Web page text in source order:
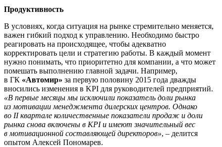
Продуктивность
В условиях, когда ситуация на рынке стремительно меняется,
важен гибкий подход к управлению. Необходимо быстро
реагировать на происходящее, чтобы адекватно
корректировать цели и стратегию работы. В каждый момент
нужно понимать, что приоритетно для компании, а что может
помешать выполнению главной задачи. Например,
в ГК «Автомир» за первую половину 2015 года дважды
вносились изменения в KPI для руководителей предприятий.
«В первые месяцы мы исключили показатель доли рынка
из мотивации менеджмента дилерских центров. Однако
во II квартале количественные показатели продаж и доли
рынка снова включены в KPI и имеют значительный вес
в мотивационной составляющей директоров», – делится
опытом Алексей Пономарев.